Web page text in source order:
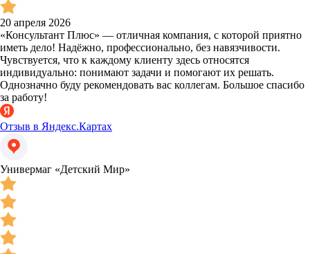
20 апреля 2026
«Консультант Плюс» — отличная компания, с которой приятно
иметь дело! Надёжно, профессионально, без навязчивости.
Чувствуется, что к каждому клиенту здесь относятся
индивидуально: понимают задачи и помогают их решать.
Однозначно буду рекомендовать вас коллегам. Большое спасибо
за работу!
Отзыв в Яндекс.Картах
Универмаг «Детский Мир»